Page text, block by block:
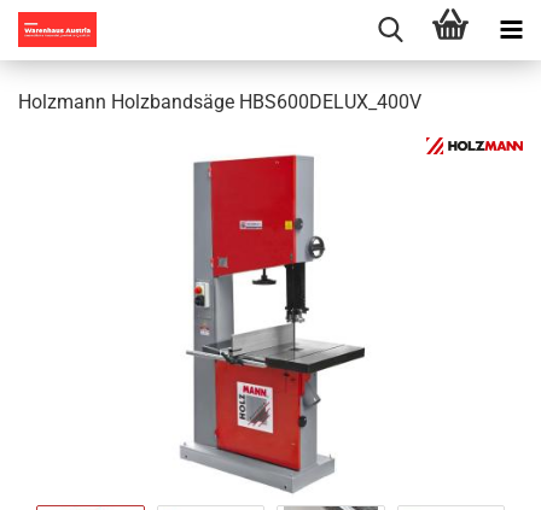
Holzmann Holzbandsäge HBS600DELUX_400V